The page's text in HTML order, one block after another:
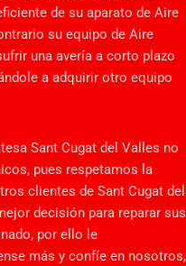
de su aparato de Aire
su equipo de Aire
una avería a corto plazo
a adquirir otro equipo
Sant Cugat del Valles no
pues respetamos la
clientes de Sant Cugat del
decisión para reparar sus
por ello le
más y confíe en nosotros,